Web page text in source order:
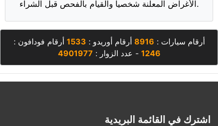
الأغراض المعلنة شخصيا والقيام بالفحص قبل الشراء.
أرقام سيارات : 8916 أرقام أوريدو : 1533 أرقام فودافون :
1246 - عدد الزوار : 4901977
اشترك في القائمة البريدية